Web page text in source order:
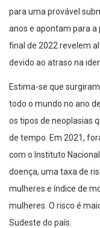
para uma provável
anos e apontam para
final de 2022 revelem
devido ao atraso na
Estima-se que
todo o mundo no ano
os tipos de neoplasias
de tempo. Em 2021,
com o Instituto
doença, uma taxa de
mulheres e índice de
mulheres. O risco é
Sudeste do país.